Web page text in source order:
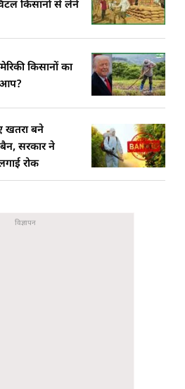
किसानों से लेने
किसानों का
आप?
खतरा बने
सरकार ने
रोक